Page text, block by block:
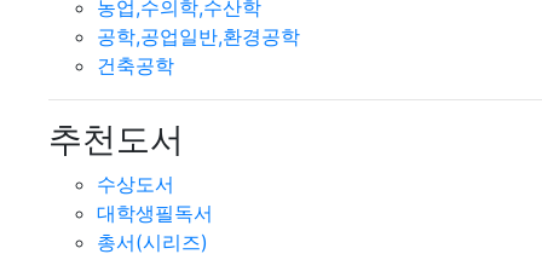
농업,수의학,수산학
공학,공업일반,환경공학
건축공학
추천도서
수상도서
대학생필독서
총서(시리즈)